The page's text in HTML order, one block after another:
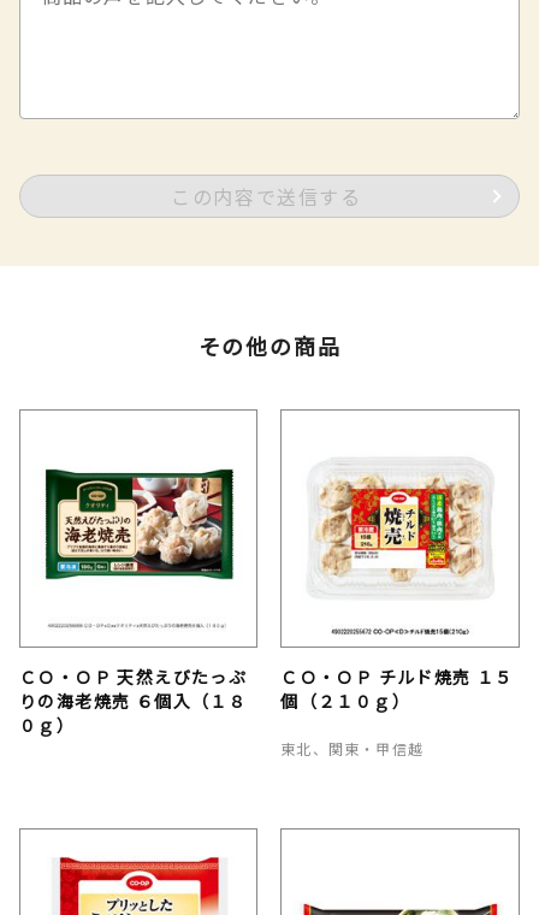
この内容で送信する
その他の商品
ＣＯ・ＯＰ 天然えびたっぷ
りの海老焼売 ６個入（１８
０ｇ）
ＣＯ・ＯＰ チルド焼売 １５
個（２１０ｇ）
東北、関東・甲信越